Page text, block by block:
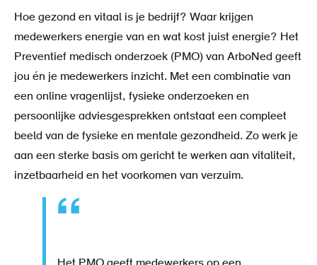
Hoe gezond en vitaal is je bedrijf? Waar krijgen
medewerkers energie van en wat kost juist energie? Het
Preventief medisch onderzoek (PMO) van ArboNed geeft
jou én je medewerkers inzicht. Met een combinatie van
een online vragenlijst, fysieke onderzoeken en
persoonlijke adviesgesprekken ontstaat een compleet
beeld van de fysieke en mentale gezondheid. Zo werk je
aan een sterke basis om gericht te werken aan vitaliteit,
inzetbaarheid en het voorkomen van verzuim.